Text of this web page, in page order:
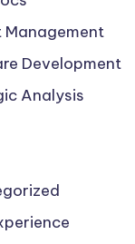
Management
Development
Analysis